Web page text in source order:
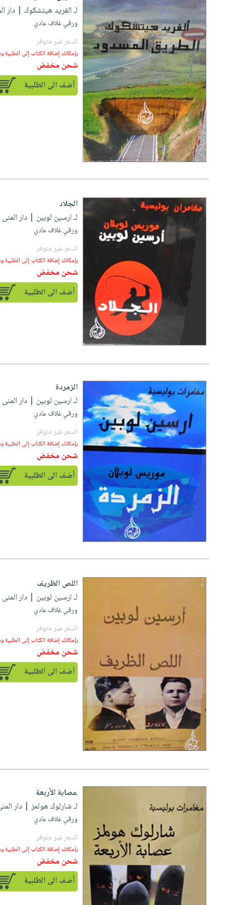
لـ الفريد هيتشكوك| دار
ورقي غلاف عادي
السعر غير متوفر
بإمكانك إضافة الكتاب إلى الطلبية
شحن مخفض
أضف الى الطلبية
الجلاد
لـ ارسين لوبين | دار المنى
ورقي غلاف عادي
السعر غير متوفر
بإمكانك إضافة الكتاب إلى الطلبية
شحن مخفض
أضف الى الطلبية
الزمردة
لـ ارسين لوبين | دار المنى
ورقي غلاف عادي
السعر غير متوفر
بإمكانك إضافة الكتاب إلى الطلبية
شحن مخفض
أضف الى الطلبية
اللص الظريف
لـ ارسين لوبين | دار المنى
ورقي غلاف عادي
السعر غير متوفر
بإمكانك إضافة الكتاب إلى الطلبية
شحن مخفض
أضف الى الطلبية
عصابة الأربعة
لـ شارلوك هولمز| دار المنى
ورقي غلاف عادي
السعر غير متوفر
بإمكانك إضافة الكتاب إلى الطلبية
شحن مخفض
أضف الى الطلبية